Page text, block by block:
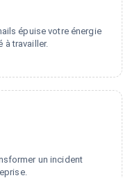
épuise votre énergie
à travailler.
un incident